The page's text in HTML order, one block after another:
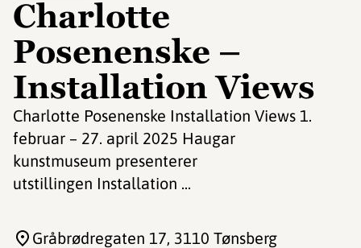
Charlotte
Posenenske –
Installation Views
Charlotte Posenenske Installation Views 1.
februar – 27. april 2025 Haugar
kunstmuseum presenterer
utstillingen Installation ...
Gråbrødregaten 17, 3110 Tønsberg